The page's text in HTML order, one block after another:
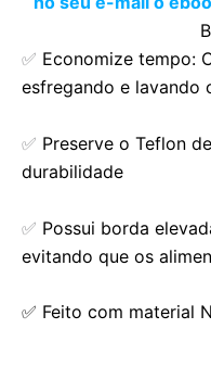
✅ Economize tempo:
esfregando e lavando
✅ Preserve o Teflon
durabilidade
✅ Possui borda
evitando que os
✅ Feito com material